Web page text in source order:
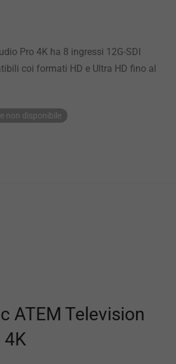
Pro 4K ha 8 ingressi 12G-SDI
coi formati HD e Ultra HD fino al
non disponibile
ATEM Television
4K